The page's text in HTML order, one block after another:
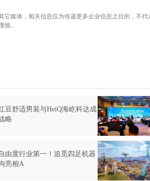
它媒体，相关信息仅为传递更多企业信息之目的，不
慎。
豆舒适男装与HeiQ海屹科达成
略
由度行业第一！追觅四足机器
亮相A